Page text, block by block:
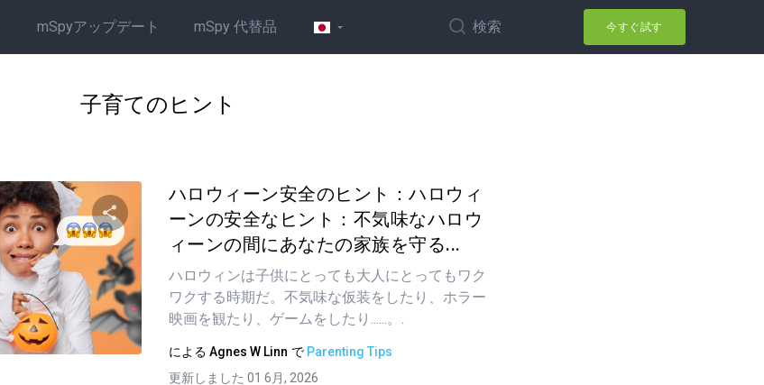
mSpyアップデート mSpy 代替品 検索 今すぐ試す
子育てのヒント
この記事を共有する
ツイッター
ハロウィーン安全のヒント：ハロウィ
ーンの安全なヒント：不気味なハロウ
ィーンの間にあなたの家族を守る...
ハロウィンは子供にとっても大人にとってもワク
ワクする時期だ。不気味な仮装をしたり、ホラー
映画を観たり、ゲームをしたり......。.
による Agnes W Linn で Parenting Tips
更新しました 01 6月, 2026